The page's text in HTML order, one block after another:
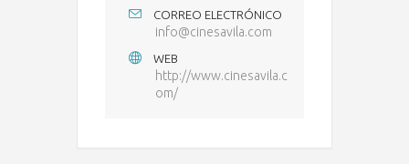
CORREO ELECTRÓNICO
info@cinesavila.com
WEB
http://www.cinesavila.c
om/